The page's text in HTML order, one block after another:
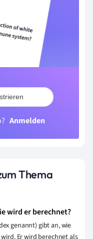
Anmelden
Thema
wird er berechnet?
genannt) gibt an, wie
Er wird berechnet als